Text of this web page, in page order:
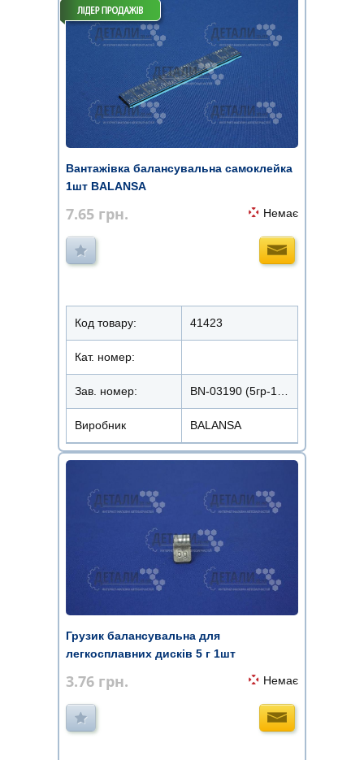
Вантажівка балансувальна самоклейка
1шт BALANSA
7.65 грн. Немає
Код товару: 41423
Кат. номер:
Зав. номер:
Виробник BALANSA
Грузик балансувальна для
легкосплавних дисків 5 г 1шт
3.76 грн. Немає